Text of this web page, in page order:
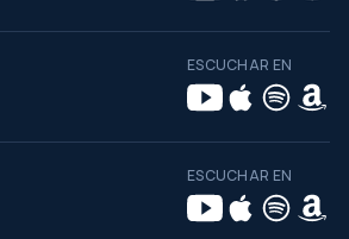
ESCUCHAR EN
ESCUCHAR EN